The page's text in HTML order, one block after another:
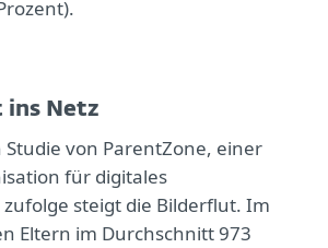
ins Netz
von ParentZone, einer
für digitales
steigt die Bilderflut. Im
Eltern im Durchschnitt 973